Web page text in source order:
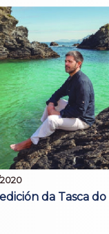
2020
da Tasca